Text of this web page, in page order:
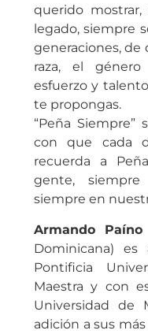
querido
legado, siempre
generaciones, de
raza, el
esfuerzo y
te propongas.
“Peña
con que cada
recuerda a
gente,
siempre en
Armando
Dominicana)
Pontificia
Maestra y con
Universidad de
adición a sus